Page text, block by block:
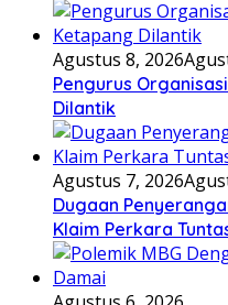
Agustus 8, 2026
Pengurus
Dilantik
Agustus 7, 2026
Dugaan
Klaim Perkara